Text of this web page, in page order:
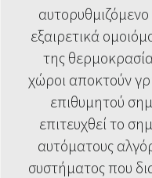
εξαιρετικά
της
χώροι αποκτούν
επιθυμητού
επιτευχθεί το
αυτόματους
συστήματος που